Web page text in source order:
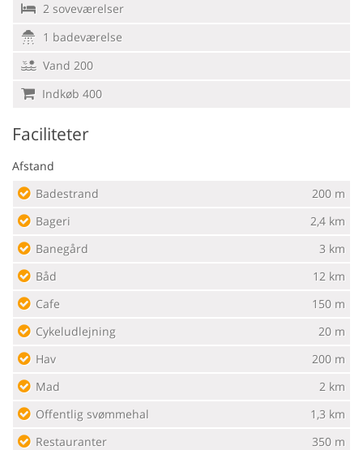
2 soveværelser
1 badeværelse
Vand 200
Indkøb 400
Faciliteter
Afstand
Badestrand
200 m
Bageri
2,4 km
Banegård
3 km
Båd
12 km
Cafe
150 m
Cykeludlejning
20 m
Hav
200 m
Mad
2 km
Offentlig svømmehal
1,3 km
Restauranter
350 m